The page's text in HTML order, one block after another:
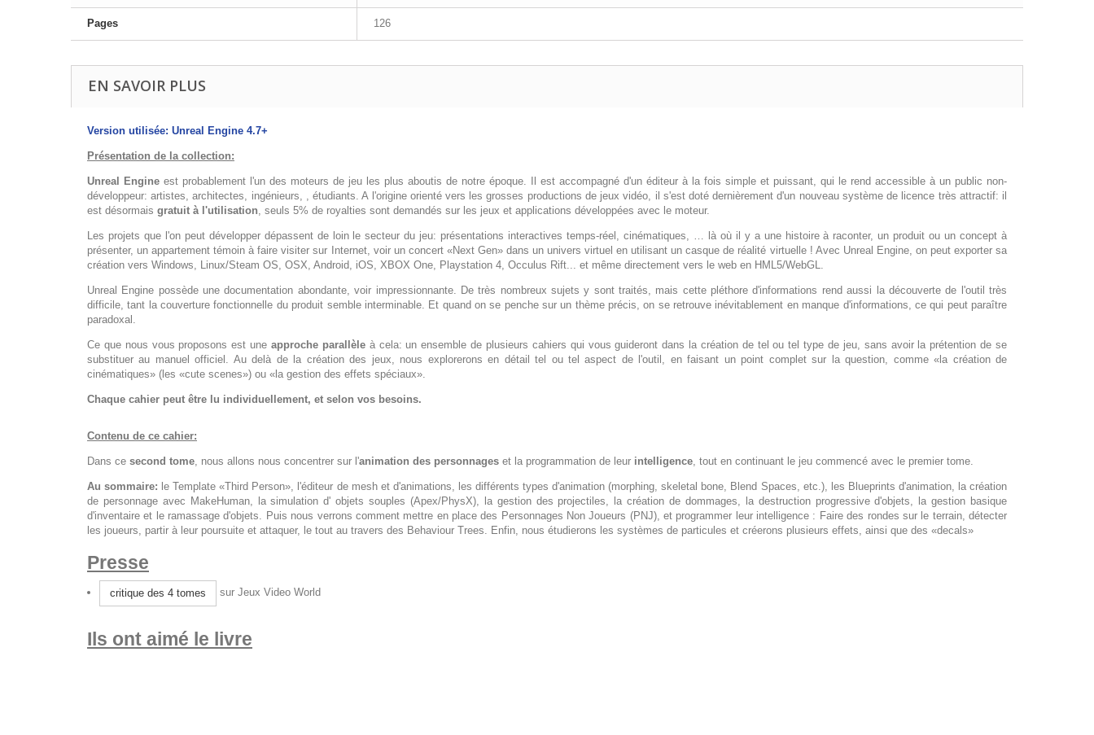
Pages 126
EN SAVOIR PLUS
Version utilisée: Unreal Engine 4.7+
Présentation de la collection:
Unreal Engine est probablement l'un des moteurs de jeu les plus aboutis de notre époque. Il est accompagné d'un éditeur à la fois simple et puissant, qui le rend accessible à un public non-
développeur: artistes, architectes, ingénieurs, , étudiants. A l'origine orienté vers les grosses productions de jeux vidéo, il s'est doté dernièrement d'un nouveau système de licence très attractif: il
est désormais gratuit à l'utilisation, seuls 5% de royalties sont demandés sur les jeux et applications développées avec le moteur.
Les projets que l'on peut développer dépassent de loin le secteur du jeu: présentations interactives temps-réel, cinématiques, … là où il y a une histoire à raconter, un produit ou un concept à
présenter, un appartement témoin à faire visiter sur Internet, voir un concert «Next Gen» dans un univers virtuel en utilisant un casque de réalité virtuelle ! Avec Unreal Engine, on peut exporter sa
création vers Windows, Linux/Steam OS, OSX, Android, iOS, XBOX One, Playstation 4, Occulus Rift... et même directement vers le web en HML5/WebGL.
Unreal Engine possède une documentation abondante, voir impressionnante. De très nombreux sujets y sont traités, mais cette pléthore d'informations rend aussi la découverte de l'outil très
difficile, tant la couverture fonctionnelle du produit semble interminable. Et quand on se penche sur un thème précis, on se retrouve inévitablement en manque d'informations, ce qui peut paraître
paradoxal.
Ce que nous vous proposons est une approche parallèleà cela: un ensemble de plusieurs cahiers qui vous guideront dans la création de tel ou tel type de jeu, sans avoir la prétention de se
substituer au manuel officiel. Au delà de la création des jeux, nous explorerons en détail tel ou tel aspect de l'outil, en faisant un point complet sur la question, comme «la création de
cinématiques» (les «cute scenes») ou «la gestion des effets spéciaux».
Chaque cahier peut être lu individuellement, et selon vos besoins.
Contenu de ce cahier:
Dans ce second tome, nous allons nous concentrer sur l'animation des personnages et la programmation de leur intelligence, tout en continuant le jeu commencé avec le premier tome.
Au sommaire: le Template «Third Person», l'éditeur de mesh et d'animations, les différents types d'animation (morphing, skeletal bone, Blend Spaces, etc.), les Blueprints d'animation, la création
de personnage avec MakeHuman, la simulation d' objets souples (Apex/PhysX), la gestion des projectiles, la création de dommages, la destruction progressive d'objets, la gestion basique
d'inventaire et le ramassage d'objets. Puis nous verrons comment mettre en place des Personnages Non Joueurs (PNJ), et programmer leur intelligence : Faire des rondes sur le terrain, détecter
les joueurs, partir à leur poursuite et attaquer, le tout au travers des Behaviour Trees. Enfin, nous étudierons les systèmes de particules et créerons plusieurs effets, ainsi que des «decals»
Presse
critique des 4 tomes sur Jeux Video World
Ils ont aimé le livre